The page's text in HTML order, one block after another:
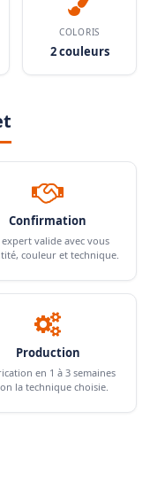
COLORIS
2 couleurs
Confirmation
expert valide avec vous
couleur et technique.
Production
en 1 à 3 semaines
la technique choisie.